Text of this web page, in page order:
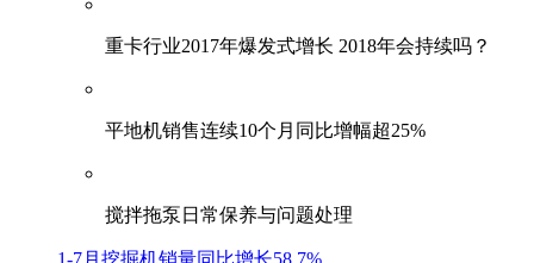
重卡行业2017年爆发式增长 2018年会持续吗？
平地机销售连续10个月同比增幅超25%
搅拌拖泵日常保养与问题处理